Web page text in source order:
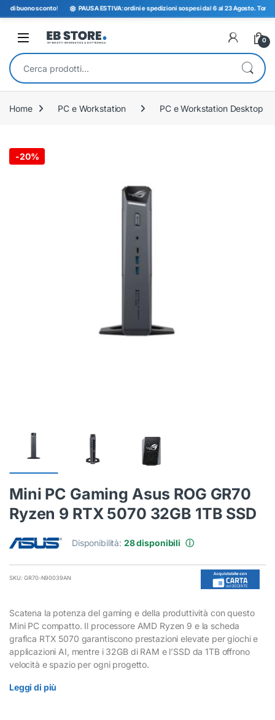
di buono sconto! PAUSA ESTIVA: ordini e spedizioni sospesi dal 6 al 23 Agosto.
Open 0
Cerca:
Home PC e Workstation PC e Workstation Desktop
-20%
Mini PC Gaming Asus ROG GR70
Ryzen 9 RTX 5070 32GB 1TB SSD
Disponibilità: 28 disponibili ⓘ
SKU: GR70-N90039AN
Scatena la potenza del gaming e della produttività con questo
Mini PC compatto. Il processore AMD Ryzen 9 e la scheda
grafica RTX 5070 garantiscono prestazioni elevate per giochi e
applicazioni AI, mentre i 32GB di RAM e l’SSD da 1TB offrono
velocità e spazio per ogni progetto.
Leggi di più